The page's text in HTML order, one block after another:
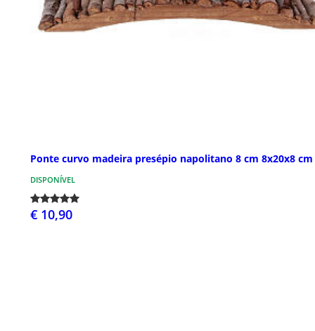
Ponte curvo madeira presépio napolitano 8 cm 8x20x8 cm
DISPONÍVEL
€ 10,90